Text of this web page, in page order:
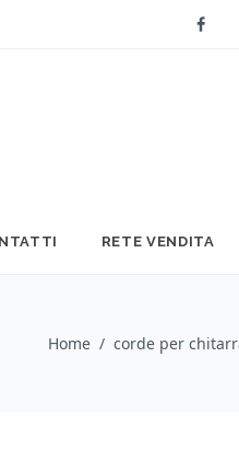
RETE VENDITA
Home /